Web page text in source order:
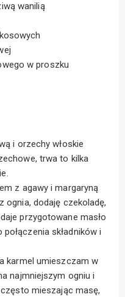
wanilią
w proszku
i orzechy włoskie
trwa to kilka
z agawy i margaryną
ognia, dodaję czekoladę,
przygotowane masło
składników i
karmel umieszczam w
najmniejszym ogniu i
mieszając masę,